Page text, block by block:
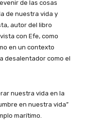
de las cosas
de nuestra vida y
autor del libro
con Efe, como
en un contexto
desalentador como el
nuestra vida en la
en nuestra vida”
marítimo.